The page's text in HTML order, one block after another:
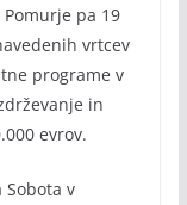
pa 19
vrtcev
programe v
in
evrov.
v